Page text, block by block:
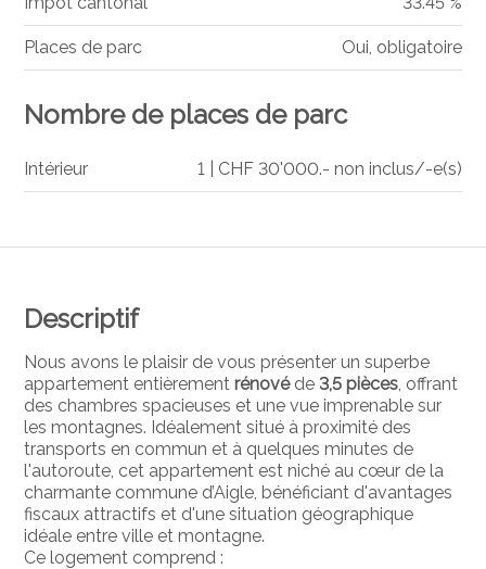
Descriptif
Nous avons le plaisir de vous présenter un superbe
appartement entièrementrénovéde 3,5 pièces, offrant
des chambres spacieuses et une vue imprenable sur
les montagnes. Idéalement situé à proximité des
transports en commun et à quelques minutes de
l'autoroute, cet appartement est niché au cœur de la
charmante commune d’Aigle, bénéficiant d'avantages
fiscaux attractifs et d'une situation géographique
idéale entre ville et montagne.
Ce logement comprend :
Places de parc Oui, obligatoire
Nombre de places de parc
Intérieur 1 | CHF 30'000.- non inclus/-e(s)